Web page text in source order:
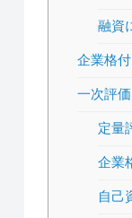
融資
企業格
一次評
定量
企業
自己